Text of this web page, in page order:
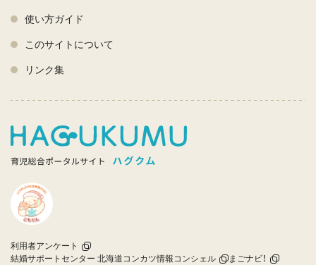
使い方ガイド
このサイトについて
リンク集
利用者アンケート
結婚サポートセンター 北海道コンカツ情報コンシェル
まごナビ！